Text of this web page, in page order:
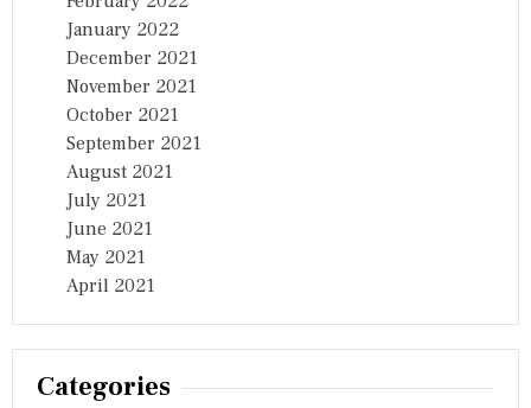
January 2022
December 2021
November 2021
October 2021
September 2021
August 2021
July 2021
June 2021
May 2021
April 2021
Categories